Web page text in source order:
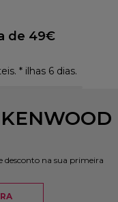
de 49€
* ilhas 6 dias.
desconto na sua primeira